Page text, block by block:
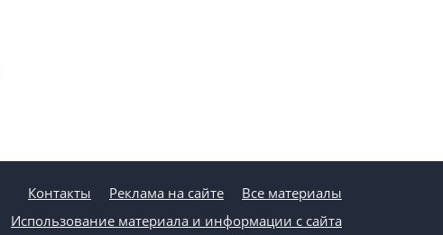
Контакты Реклама на сайте
Все материалы
Использование материала и информации с сайта